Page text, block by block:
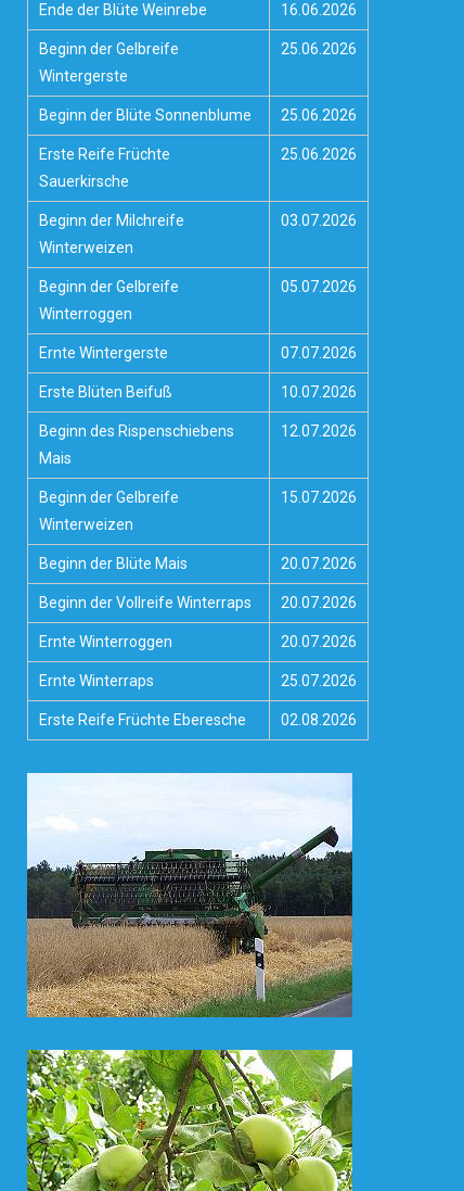
Ende der Blüte Weinrebe 16.06.2026
Beginn der Gelbreife
Wintergerste
25.06.2026
Beginn der Blüte Sonnenblume 25.06.2026
Erste Reife Früchte
Sauerkirsche
25.06.2026
Beginn der Milchreife
Winterweizen
03.07.2026
Beginn der Gelbreife
Winterroggen
05.07.2026
Ernte Wintergerste 07.07.2026
Erste Blüten Beifuß 10.07.2026
Beginn des Rispenschiebens
Mais
12.07.2026
Beginn der Gelbreife
Winterweizen
15.07.2026
Beginn der Blüte Mais 20.07.2026
Beginn der Vollreife Winterraps 20.07.2026
Ernte Winterroggen 20.07.2026
Ernte Winterraps 25.07.2026
Erste Reife Früchte Eberesche 02.08.2026